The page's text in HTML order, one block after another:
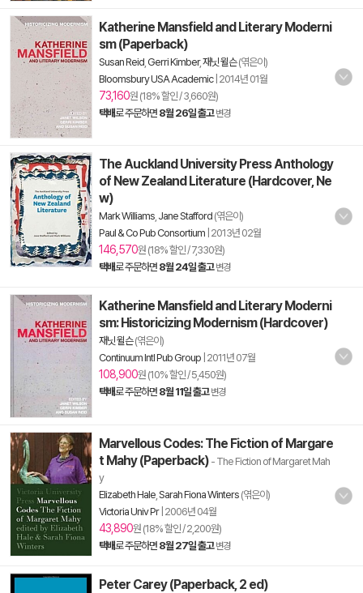
Katherine Mansfield and Literary Moderni
sm (Paperback)
Susan Reid Gerri Kimber,재닛 윌슨(엮은이)
Bloomsbury USA Academic| 2014년 01월
73,160원 (18% 할인 / 3,660원)
택배로 주문하면 8월 26일 출고 변경
The Auckland University Press Anthology
of New Zealand Literature (Hardcover, Ne
w)
Mark Williams Jane Stafford (엮은이)
Paul & Co Pub Consortium 2013년 02월
146,570원 (18% 할인 / 7,330원)
택배로 주문하면 8월 24일 출고 변경
Katherine Mansfield and Literary Moderni
sm: Historicizing Modernism (Hardcover)
재닛 윌슨(엮은이)
Continuum Intl Pub Group 2011년 07월
108,900원 (10% 할인 / 5,450원)
택배로 주문하면 8월 11일 출고 변경
Marvellous Codes: The Fiction of Margare
t Mahy (Paperback) - The Fiction of Margaret Mah
y
Elizabeth Hale Sarah Fiona Winters (엮은이)
Victoria Univ Pr 2006년 04월
43,890원 (18% 할인 / 2,200원)
택배로 주문하면 8월 27일 출고 변경
Peter Carey (Paperback, 2 ed)